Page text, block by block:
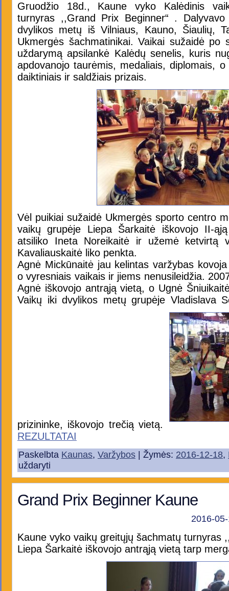
Gruodžio 18d., Kaune vyko Kalėdinis
turnyras ,,Grand Prix Beginner“ .
dvylikos metų iš Vilniaus, Kauno, Šiaulių,
Ukmergės šachmatinikai. Vaikai sužaidė po
uždarymą apsilankė Kalėdų senelis, kuris
apdovanojo taurėmis, medaliais, diplomais,
daiktiniais ir saldžiais prizais.
Vėl puikiai sužaidė Ukmergės sporto centro
vaikų grupėje Liepa Šarkaitė iškovojo II-
atsiliko Ineta Noreikaitė ir užemė ketvirtą
Kavaliauskaitė liko penkta.
Agnė Mickūnaitė jau kelintas varžybas
o vyresniais vaikais ir jiems nenusileidžia.
Agnė iškovojo antrąją vietą, o Ugnė
Vaikų iki dvylikos metų grupėje Vladislava
prizininke, iškovojo trečią vietą.
REZULTATAI
Paskelbta Kaunas, Varžybos | Žymės: 2016-12-18,
uždaryti
Grand Prix Beginner Kaune
2016-
Kaune vyko vaikų greitųjų šachmatų turnyras
Liepa Šarkaitė iškovojo antrąją vietą tarp